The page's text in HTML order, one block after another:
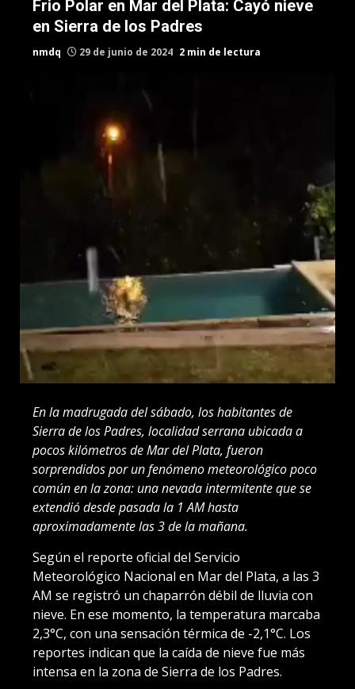
Frio Polar en Mar del Plata: Cayó nieve
en Sierra de los Padres
nmdq 29 de junio de 2024 2 min de lectura
En la madrugada del sábado, los habitantes de
Sierra de los Padres, localidad serrana ubicada a
pocos kilómetros de Mar del Plata, fueron
sorprendidos por un fenómeno meteorológico poco
común en la zona: una nevada intermitente que se
extendió desde pasada la 1 AM hasta
aproximadamente las 3 de la mañana.
Según el reporte oficial del Servicio
Meteorológico Nacional en Mar del Plata, a las 3
AM se registró un chaparrón débil de lluvia con
nieve. En ese momento, la temperatura marcaba
2,3°C, con una sensación térmica de -2,1°C. Los
reportes indican que la caída de nieve fue más
intensa en la zona de Sierra de los Padres.